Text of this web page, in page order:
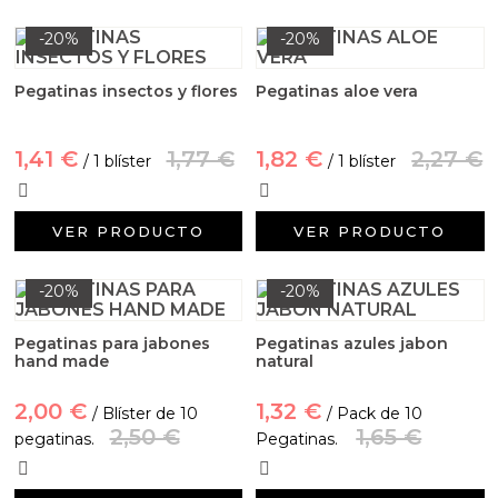
-20%
Pegatinas insectos y flores
1,41 € / 1 blíster 1,77 €
VER PRODUCTO
-20%
Pegatinas aloe vera
1,82 € / 1 blíster 2,27 €
VER PRODUCTO
-20%
Pegatinas para jabones
hand made
2,00 € / Blíster de 10
pegatinas.
2,50 €
-20%
Pegatinas azules jabon
natural
1,32 € / Pack de 10
Pegatinas.
1,65 €
Aditivos para jabón y Cosmética
Productos químicos
Libros y revistas diy
Conchas, caracolas y estrellas de mar
Materiales para detalles hechos a mano
Huerto ecologico
Arenas de colores